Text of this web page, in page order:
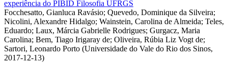
experiência do PIBID Filosofia UFRGS
Focchesatto, Gianluca Ravásio; Quevedo, Dominique da Silveira;
Nicolini, Alexandre Hidalgo; Wainstein, Carolina de Almeida; Teles,
Eduardo; Laux, Márcia Gabrielle Rodrigues; Gurgacz, Maria
Carolina; Bem, Tiago Irigaray de; Oliveira, Rúbia Liz Vogt de;
Sartori, Leonardo Porto (Universidade do Vale do Rio dos Sinos,
2017-12-13)